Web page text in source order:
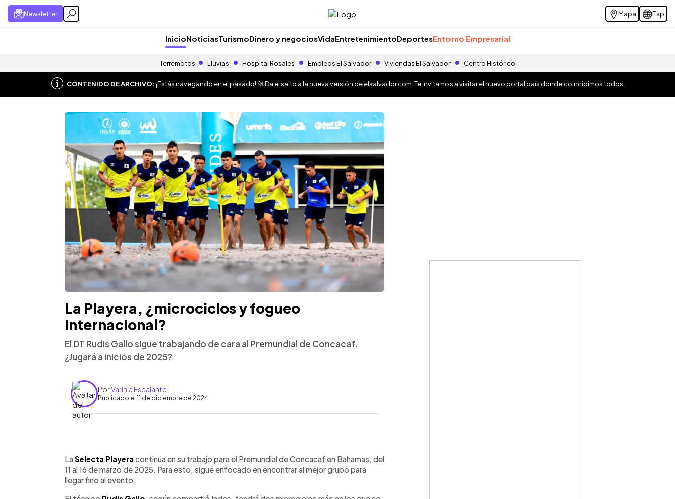
Newsletter Mapa Esp
InicioNoticiasTurismoDinero y negociosVidaEntretenimientoDeportesEntorno Empresarial
Terremotos Lluvias Hospital Rosales Empleos El Salvador Viviendas El Salvador Centro Histórico
CONTENIDO DE ARCHIVO:¡Estás navegando en el pasado! 🚀 Da el salto a la nueva versión deelsalvador.com . Te invitamos a visitar el nuevo portal país donde coincidimos todos.
La Playera, ¿microciclos y fogueo
internacional?
El DT Rudis Gallo sigue trabajando de cara al Premundial de Concacaf.
¿Jugará a inicios de 2025?
PorVarinia Escalante
Publicado el 11 de diciembre de 2024
► Escuchar artículo
LaSelecta Playera continúa en su trabajo para el Premundial de Concacaf en Bahamas, del
11 al 16 de marzo de 2025. Para esto, sigue enfocado en encontrar al mejor grupo para
llegar fino al evento.